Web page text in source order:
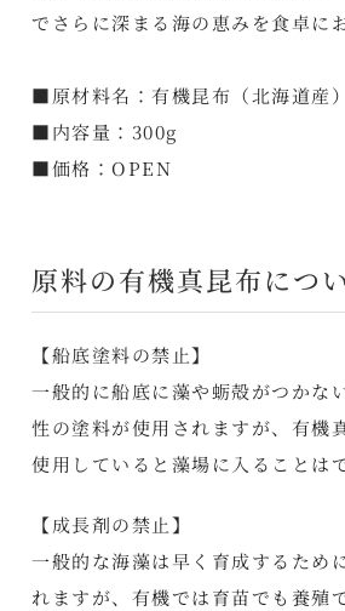
でさらに深まる海の恵みを食卓に
■原材料名：有機昆布（北海道産）
■内容量：300g
■価格：OPEN
原料の有機真昆布につ
【船底塗料の禁止】
一般的に船底に藻や蛎殻がつかな
性の塗料が使用されますが、有機
使用していると藻場に入ることは
【成長剤の禁止】
一般的な海藻は早く育成するため
れますが、有機では育苗でも養殖